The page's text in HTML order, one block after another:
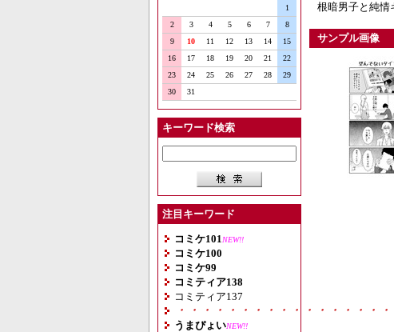
1
2
3 4 5 6 7
8
9
10 11 12 13 14
15
16
17 18 19 20 21
22
23
24 25 26 27 28
29
30
31
キーワード検索
注目キーワード
コミケ101 NEW!!
コミケ100
コミケ99
コミティア138
コミティア137
・・・・・・・・・・・・・・・・・
うまぴょいNEW!!
根暗男子と純情
サンプル画像